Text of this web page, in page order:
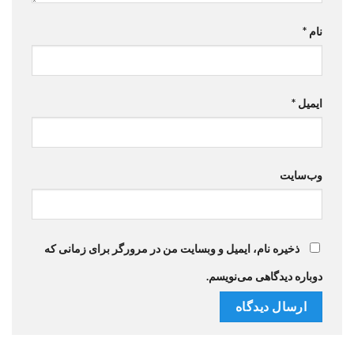
نام *
ایمیل *
وب‌سایت
ذخیره نام، ایمیل و وبسایت من در مرورگر برای زمانی که
دوباره دیدگاهی می‌نویسم.